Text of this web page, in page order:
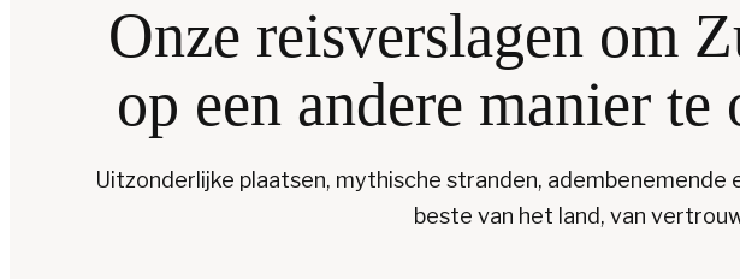
Onze reisverslagen om
op een andere manier te
Uitzonderlijke plaatsen, mythische stranden,
beste van het land, van